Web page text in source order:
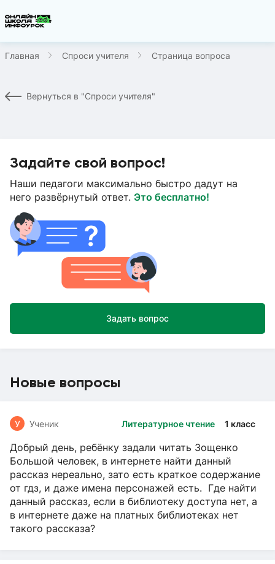
Главная Спроси учителя Страница вопроса
Вернуться в "Спроси учителя"
Задайте свой вопрос!
Наши педагоги максимально быстро дадут на
него развёрнутый ответ. Это бесплатно!
Задать вопрос
Новые вопросы
Литературное чтение 1 класс
У Ученик
Добрый день, ребёнку задали читать Зощенко
Большой человек, в интернете найти данный
рассказ нереально, зато есть краткое содержание
от гдз, и даже имена персонажей есть. Где найти
данный рассказ, если в библиотеку доступа нет, а
в интернете даже на платных библиотеках нет
такого рассказа?